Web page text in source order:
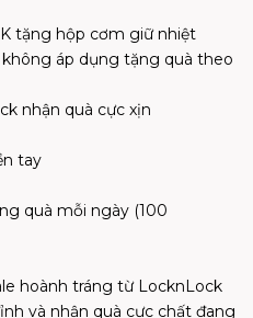
tặng hộp cơm giữ nhiệt​
áp dụng tặng quà theo
nhận quà cực xịn​
tay​
quà mỗi ngày (100
hoành tráng từ LocknLock
và nhận quà cực chất đang